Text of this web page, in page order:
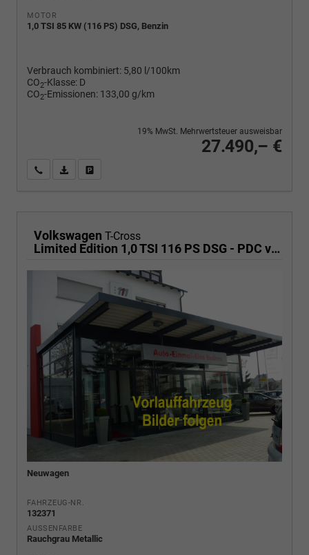
MOTOR
1,0 TSI 85 KW (116 PS) DSG, Benzin
Verbrauch kombiniert: 5,80 l/100km
CO2-Klasse: D
CO2-Emissionen: 133,00 g/km
27.490,– €
19% MwSt. Mehrwertsteuer ausweisbar
Wir rufen Sie anPDF-Fahrzeugexposé drucken
Volkswagen T-Cross
Limited Edition 1,0 TSI 116 PS DSG - PDC vorne/hinten-Rückfahrkamera-AppleCarPlay/AndroidAuto-2 Zonen Klimaautomatik-USB C-ACC inkl. TravelAssist-LED-Keyless Go-Sofort
Neuwagen
FAHRZEUG-NR.
132371
AUSSENFARBE
Rauchgrau Metallic